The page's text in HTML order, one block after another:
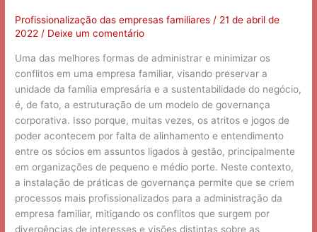
Profissionalização das empresas familiares / 21 de abril de
2022 / Deixe um comentário
Uma das melhores formas de administrar e minimizar os
conflitos em uma empresa familiar, visando preservar a
unidade da família empresária e a sustentabilidade do negócio,
é, de fato, a estruturação de um modelo de governança
corporativa. Isso porque, muitas vezes, os atritos e jogos de
poder acontecem por falta de alinhamento e entendimento
entre os sócios em assuntos ligados à gestão, principalmente
em organizações de pequeno e médio porte. Neste contexto,
a instalação de práticas de governança permite que se criem
processos mais profissionalizados para a administração da
empresa familiar, mitigando os conflitos que surgem por
divergências de interesses e visões distintas sobre as